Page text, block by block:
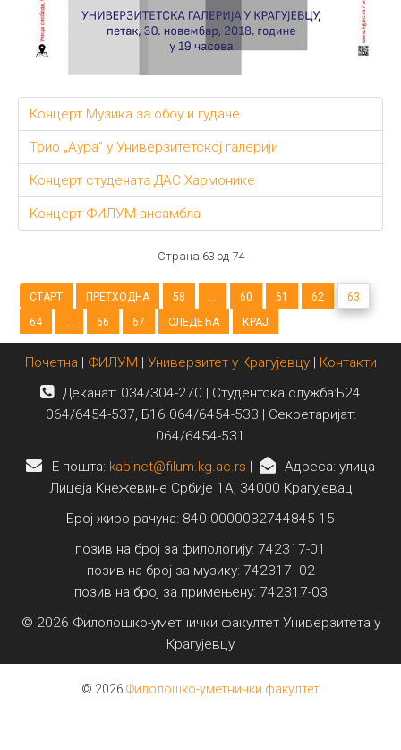
Концерт Музика за обоу и гудаче
Трио „Аура” у Универзитетској галерији
Концерт студената ДАС Хармонике
Концерт ФИЛУМ ансамбла
Страна 63 од 74
СТАРТ ПРЕТХОДНА 58 ... 60 61 62
63
64
... 66 67 СЛЕДЕЋА КРАЈ
Почетна | ФИЛУМ | Универзитет у Крагујевцу| Контакти
Деканат: 034/304-270 | Студентска служба:Б24
064/6454-537, Б16 064/6454-533 | Секретаријат:
064/6454-531
E-пошта: kabinet@filum.kg.ac.rs |
Адреса: улица
Лицеја Кнежевине Србије 1А, 34000 Крагујевац
Број жиро рачуна: 840-0000032744845-15
позив на број за филологију: 742317-01
позив на број за музику: 742317- 02
позив на број за примењену: 742317-03
© 2026 Филолошко-уметнички факултет Универзитета у
Крагујевцу
© 2026 Филолошко-уметнички факултет